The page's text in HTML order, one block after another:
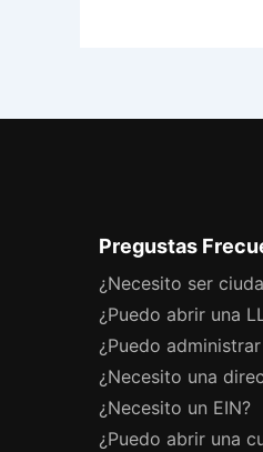
Pregustas
¿Necesito ser
¿Puedo abrir una
¿Puedo
¿Necesito una
¿Necesito un EIN?
¿Puedo abrir una